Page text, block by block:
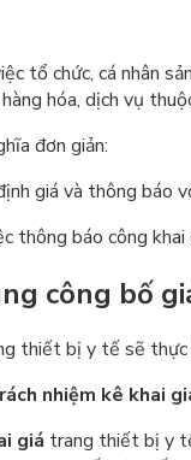
tổ chức, cá nhân
hóa, dịch vụ
đơn giản:
giá và thông báo
thông báo công
công bố
thiết bị y tế sẽ
nhiệm kê khai
giá trang thiết bị y